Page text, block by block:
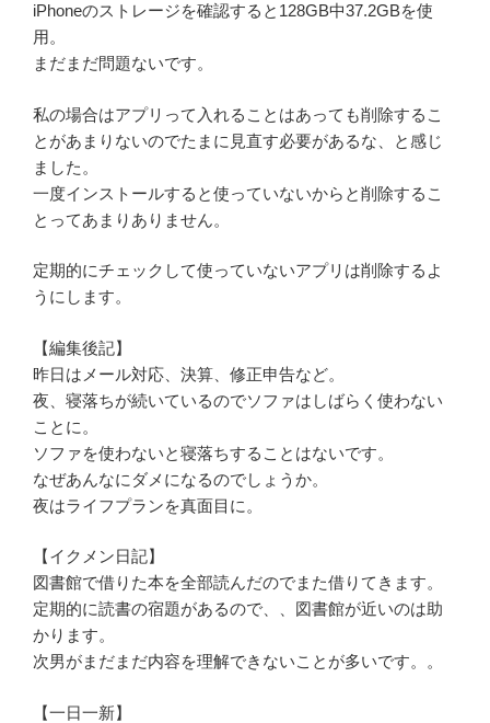
iPhoneのストレージを確認すると128GB中37.2GBを使
用。
まだまだ問題ないです。
私の場合はアプリって入れることはあっても削除するこ
とがあまりないのでたまに見直す必要があるな、と感じ
ました。
一度インストールすると使っていないからと削除するこ
とってあまりありません。
定期的にチェックして使っていないアプリは削除するよ
うにします。
【編集後記】
昨日はメール対応、決算、修正申告など。
夜、寝落ちが続いているのでソファはしばらく使わない
ことに。
ソファを使わないと寝落ちすることはないです。
なぜあんなにダメになるのでしょうか。
夜はライフプランを真面目に。
【イクメン日記】
図書館で借りた本を全部読んだのでまた借りてきます。
定期的に読書の宿題があるので、、図書館が近いのは助
かります。
次男がまだまだ内容を理解できないことが多いです。。
【一日一新】